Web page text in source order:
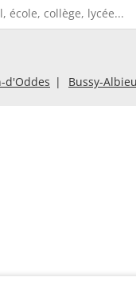
d'Oddes Bussy-